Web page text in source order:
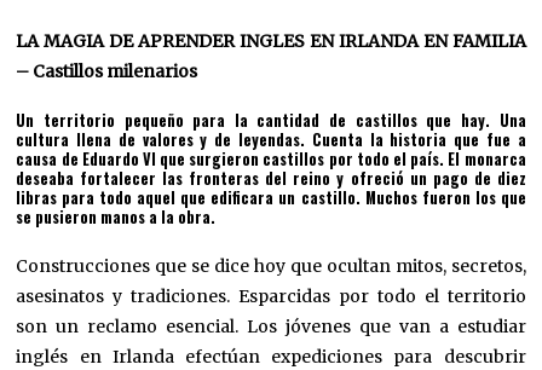
LA MAGIA DE APRENDER INGLES EN IRLANDA EN FAMILIA
– Castillos milenarios
Un territorio pequeño para la cantidad de castillos que hay. Una
cultura llena de valores y de leyendas. Cuenta la historia que fue a
causa de Eduardo VI que surgieron castillos por todo el país. El monarca
deseaba fortalecer las fronteras del reino y ofreció un pago de diez
libras para todo aquel que edificara un castillo. Muchos fueron los que
se pusieron manos a la obra.
Construcciones que se dice hoy que ocultan mitos, secretos,
asesinatos y tradiciones. Esparcidas por todo el territorio
son un reclamo esencial. Los jóvenes que van a estudiar
inglés en Irlanda efectúan expediciones para descubrir